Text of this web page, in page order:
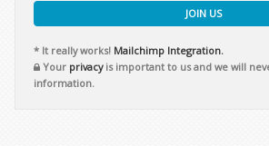
JOIN US
* It really works! Mailchimp Integration.
Your privacyis important to us and we will
information.